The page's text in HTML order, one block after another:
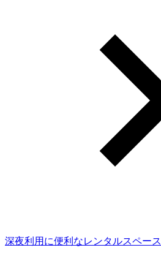
深夜利用に便利なレンタルスペース